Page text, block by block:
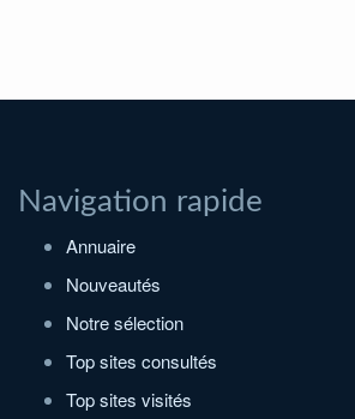
Navigation rapide
Annuaire
Nouveautés
Notre sélection
Top sites consultés
Top sites visités